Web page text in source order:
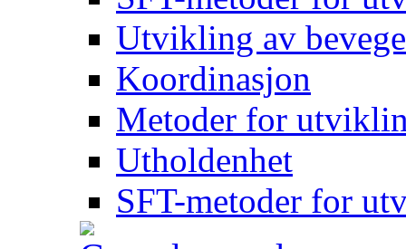
Utvikling av
Koordinasjon
Metoder for
Utholdenhet
SFT-metoder for